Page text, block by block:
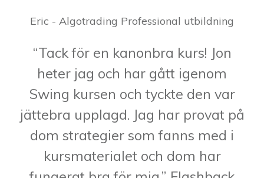
Eric - Algotrading Professional utbildning
“Tack för en kanonbra kurs! Jon
heter jag och har gått igenom
Swing kursen och tyckte den var
jättebra upplagd. Jag har provat på
dom strategier som fanns med i
kursmaterialet och dom har